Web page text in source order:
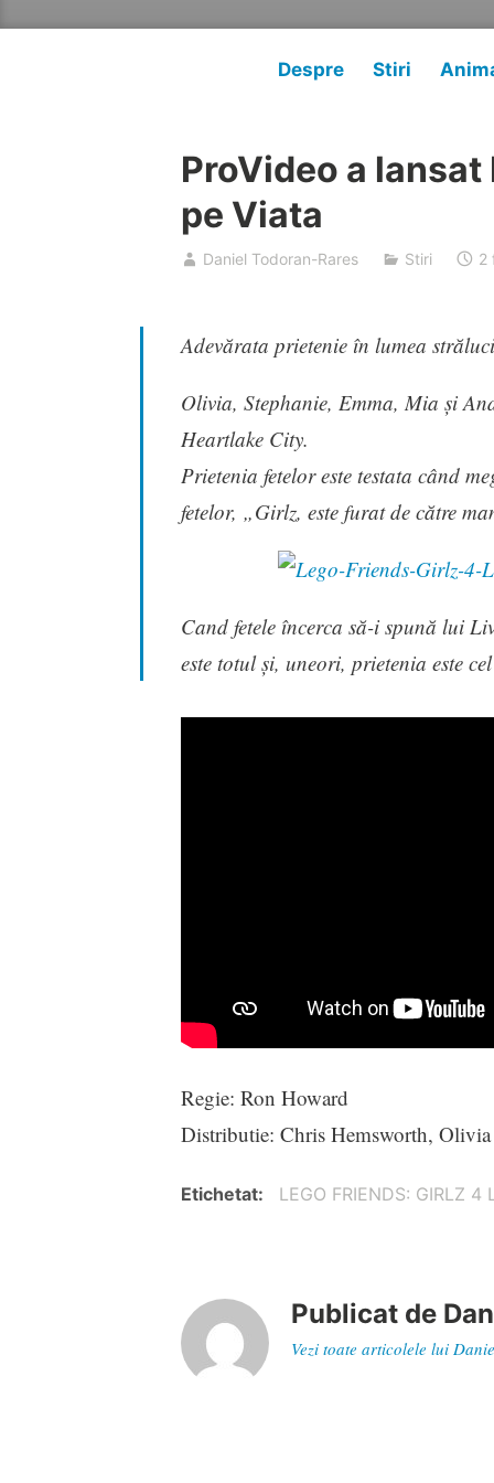
Despre Stiri
ProVideo a
pe Viata
Daniel Todoran-Rares Stiri 2
Adevărata prietenie în lumea
Olivia, Stephanie, Emma, Mia și
Heartlake City.
Prietenia fetelor este testata când
fetelor, „Girlz, este furat de către
Cand fetele încerca să-i spună lui
este totul și, uneori, prietenia este
Regie: Ron Howard
Distributie: Chris Hemsworth,
Etichetat LEGO FRIENDS: GIRLZ
Publicat de
Vezi toate articolele lui